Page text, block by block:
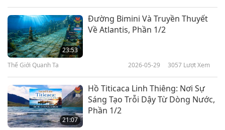
23:53
Đường Bimini Và Truyền Thuyết
Về Atlantis, Phần 1/2
Thế Giới Quanh Ta 2026-05-29 3057 Lượt Xem
21:07
Hồ Titicaca Linh Thiêng: Nơi Sự
Sáng Tạo Trỗi Dậy Từ Dòng Nước,
Phần 1/2